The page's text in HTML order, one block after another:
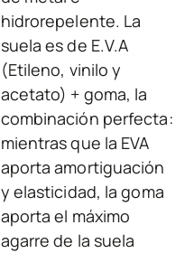
hidrorepelente. La
suela es de E.V.A
(Etileno, vinilo y
acetato) + goma, la
combinación perfecta:
mientras que la EVA
aporta amortiguación
y elasticidad, la goma
aporta el máximo
agarre de la suela